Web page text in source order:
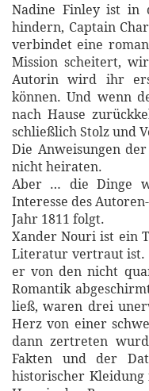
Nadine Finley ist in
hindern, Captain
verbindet eine
Mission scheitert,
Autorin wird ihr
können. Und wenn
nach Hause
schließlich Stolz und
Die Anweisungen
nicht heiraten.
Aber … die Dinge
Interesse des
Jahr 1811 folgt.
Xander Nouri ist ein
Literatur vertraut ist.
er von den nicht
Romantik
ließ, waren drei
Herz von einer
dann zertreten
Fakten und der
historischer Kleidung